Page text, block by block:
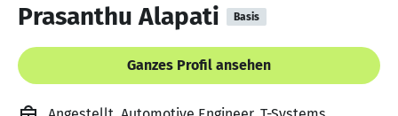
Prasanthu Alapati Basis
Ganzes Profil ansehen